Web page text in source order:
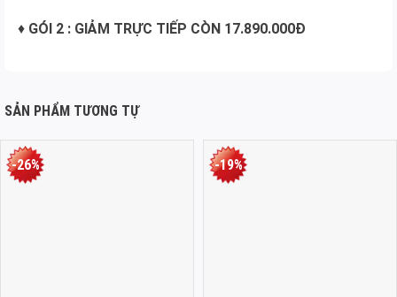
♦ GÓI 2 : GIẢM TRỰC TIẾP CÒN 17.890.000Đ
SẢN PHẨM TƯƠNG TỰ
-26% -19%